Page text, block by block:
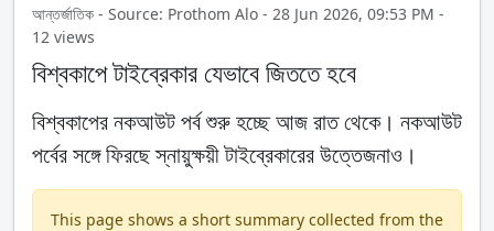
আন্তর্জাতিক - Source: Prothom Alo - 28 Jun 2026, 09:53 PM -
12 views
বিশ্বকাপে টাইব্রেকার যেভাবে জিততে হবে
বিশ্বকাপের নকআউট পর্ব শুরু হচ্ছে আজ রাত থেকে। নকআউট
পর্বের সঙ্গে ফিরছে স্নায়ুক্ষয়ী টাইব্রেকারের উত্তেজনাও।
This page shows a short summary collected from the